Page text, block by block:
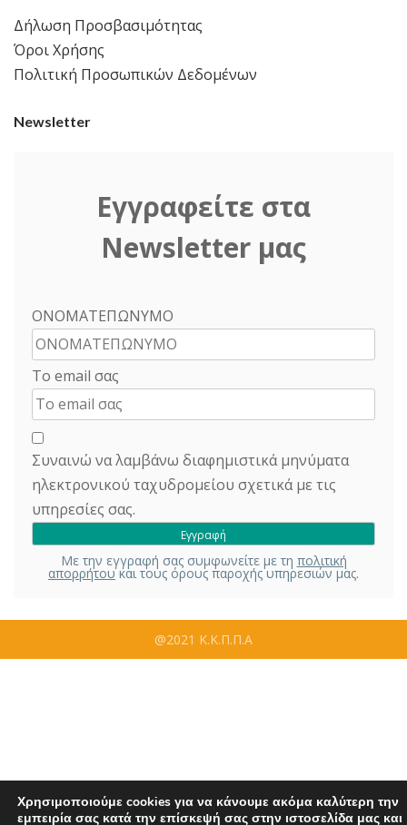
Δήλωση Προσβασιμότητας
Όροι Χρήσης
Πολιτική Προσωπικών Δεδομένων
Newsletter
Εγγραφείτε στα
Newsletter μας
ΟΝΟΜΑΤΕΠΩΝΥΜΟ
Το email σας
Συναινώ να λαμβάνω διαφημιστικά μηνύματα
ηλεκτρονικού ταχυδρομείου σχετικά με τις
υπηρεσίες σας.
Με την εγγραφή σας συμφωνείτε με τη πολιτική
απορρήτουκαι τους όρους παροχής υπηρεσιών μας.
@2021 Κ.Κ.Π.Π.Α
Χρησιμοποιούμε cookies για να κάνουμε ακόμα καλύτερη την
εμπειρία σας κατά την επίσκεψή σας στην ιστοσελίδα μας και